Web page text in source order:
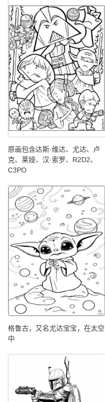
原画包含达斯·维达、尤达、卢
克、莱娅、汉·索罗、R2D2、
C3PO
格鲁古，又名尤达宝宝，在太空
中